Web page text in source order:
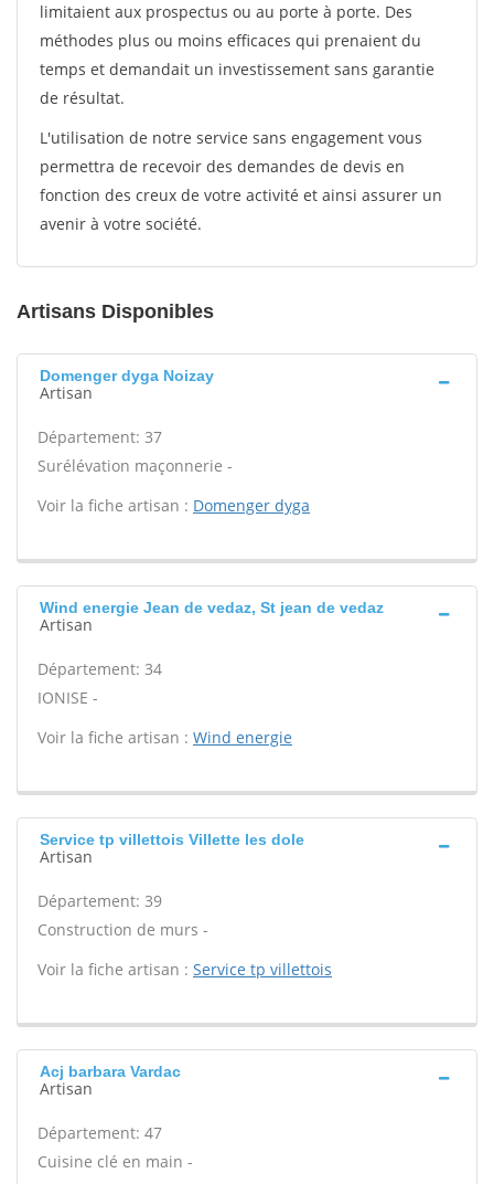
limitaient aux prospectus ou au porte à porte. Des
méthodes plus ou moins efficaces qui prenaient du
temps et demandait un investissement sans garantie
de résultat.
L'utilisation de notre service sans engagement vous
permettra de recevoir des demandes de devis en
fonction des creux de votre activité et ainsi assurer un
avenir à votre société.
Artisans Disponibles
Domenger dyga Noizay
Artisan
Département: 37
Surélévation maçonnerie -
Voir la fiche artisan : Domenger dyga
Wind energie Jean de vedaz, St jean de vedaz
Artisan
Département: 34
IONISE -
Voir la fiche artisan : Wind energie
Service tp villettois Villette les dole
Artisan
Département: 39
Construction de murs -
Voir la fiche artisan : Service tp villettois
Acj barbara Vardac
Artisan
Département: 47
Cuisine clé en main -